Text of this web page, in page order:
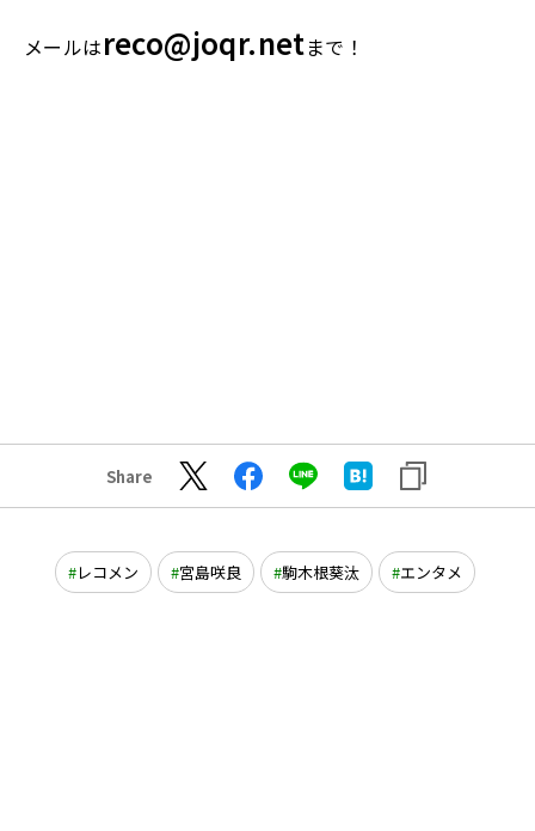
メールはreco@joqr.netまで！
Share
レコメン 宮島咲良 駒木根葵汰 エンタメ